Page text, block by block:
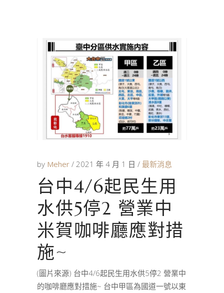
by Meher 2021 年 4 月 1 日 最新消息
台中4/6起民生用
水供5停2 營業中
米賀咖啡廳應對措
施~
(圖片來源) 台中4/6起民生用水供5停2 營業中
的咖啡廳應對措施~ 台中甲區為國道一號以東